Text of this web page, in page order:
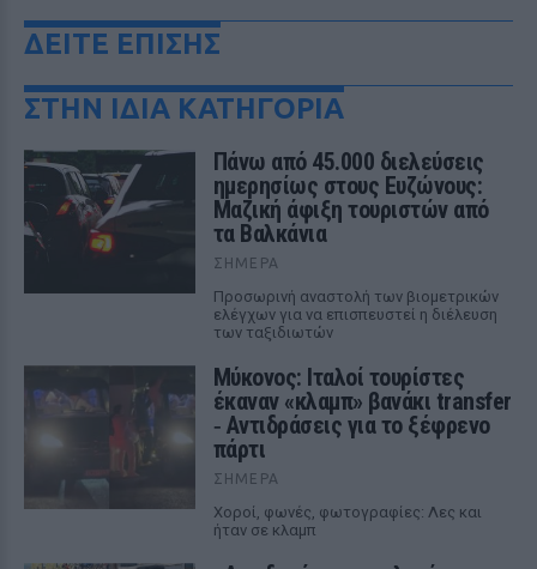
ΔΕΙΤΕ ΕΠΙΣΗΣ
ΣΤΗΝ ΙΔΙΑ ΚΑΤΗΓΟΡΙΑ
Πάνω από 45.000 διελεύσεις
ημερησίως στους Ευζώνους:
Μαζική άφιξη τουριστών από
τα Βαλκάνια
ΣΉΜΕΡΑ
Προσωρινή αναστολή των βιομετρικών
ελέγχων για να επισπευστεί η διέλευση
των ταξιδιωτών
Μύκονος: Ιταλοί τουρίστες
έκαναν «κλαμπ» βανάκι transfer
‑ Αντιδράσεις για το ξέφρενο
πάρτι
ΣΉΜΕΡΑ
Χοροί, φωνές, φωτογραφίες: Λες και
ήταν σε κλαμπ